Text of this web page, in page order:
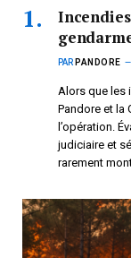
PAR PANDORE
Alors que les
Pandore et la
l’opération.
judiciaire et
rarement